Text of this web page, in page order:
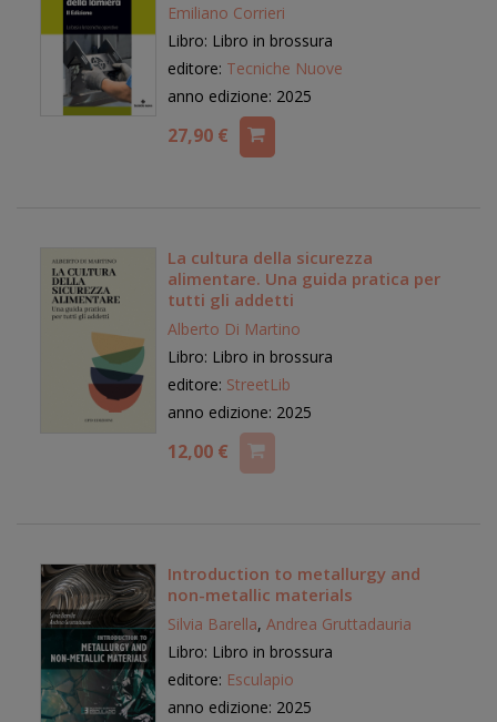
Emiliano Corrieri
Libro: Libro in brossura
editore: Tecniche Nuove
anno edizione: 2025
27,90 €
La cultura della sicurezza
alimentare. Una guida pratica per
tutti gli addetti
Alberto Di Martino
Libro: Libro in brossura
editore: StreetLib
anno edizione: 2025
12,00 €
Introduction to metallurgy and
non-metallic materials
Silvia Barella, Andrea Gruttadauria
Libro: Libro in brossura
editore: Esculapio
anno edizione: 2025